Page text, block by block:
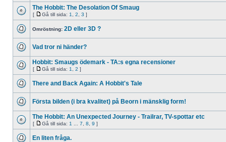
The Hobbit: The Desolation Of Smaug
[ Gå till sida: 1 2 3 ]
Omröstning: 2D eller 3D ?
Vad tror ni händer?
Hobbit: Smaugs ödemark - TA:s egna recensioner
[ Gå till sida: 1 2 ]
There and Back Again: A Hobbit's Tale
Första bilden (i bra kvalitet) på Beorn i mänsklig form!
The Hobbit: An Unexpected Journey - Trailrar, TV-spottar etc
[ Gå till sida: 1 7 8 9 ]
En liten fråga.